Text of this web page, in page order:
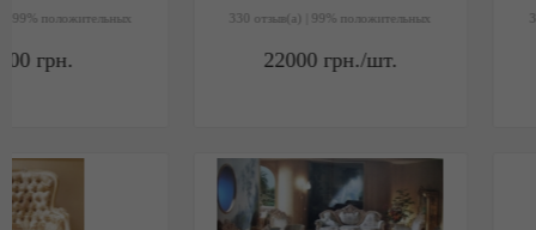
330 отзыв(a) | 99% положительных 330 отзыв(a) | 99%